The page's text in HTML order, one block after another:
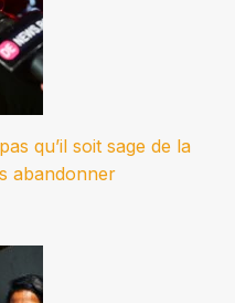
qu’il soit sage de la
abandonner